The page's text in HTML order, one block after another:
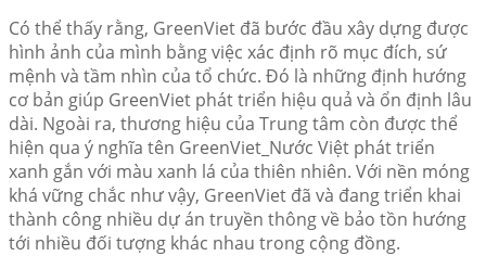
Có thể thấy rằng, GreenViet đã bước đầu xây dựng được
hình ảnh của mình bằng việc xác định rõ mục đích, sứ
mệnh và tầm nhìn của tổ chức. Đó là những định hướng
cơ bản giúp GreenViet phát triển hiệu quả và ổn định lâu
dài. Ngoài ra, thương hiệu của Trung tâm còn được thể
hiện qua ý nghĩa tên GreenViet_Nước Việt phát triển
xanh gắn với màu xanh lá của thiên nhiên. Với nền móng
khá vững chắc như vậy, GreenViet đã và đang triển khai
thành công nhiều dự án truyền thông về bảo tồn hướng
tới nhiều đối tượng khác nhau trong cộng đồng.